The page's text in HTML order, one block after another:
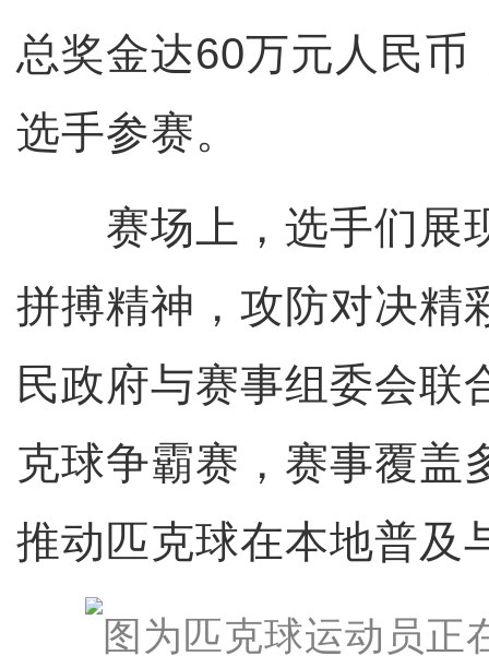
总奖金达60万元人民币
选手参赛。
赛场上，选手们展
拼搏精神，攻防对决精
民政府与赛事组委会联
克球争霸赛，赛事覆盖
推动匹克球在本地普及